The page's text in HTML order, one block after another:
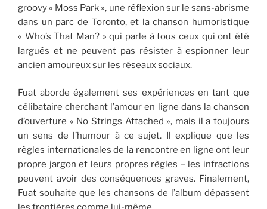
groovy « Moss Park », une réflexion sur le sans-abrisme
dans un parc de Toronto, et la chanson humoristique
« Who’s That Man? » qui parle à tous ceux qui ont été
largués et ne peuvent pas résister à espionner leur
ancien amoureux sur les réseaux sociaux.
Fuat aborde également ses expériences en tant que
célibataire cherchant l’amour en ligne dans la chanson
d’ouverture « No Strings Attached », mais il a toujours
un sens de l’humour à ce sujet. Il explique que les
règles internationales de la rencontre en ligne ont leur
propre jargon et leurs propres règles – les infractions
peuvent avoir des conséquences graves. Finalement,
Fuat souhaite que les chansons de l’album dépassent